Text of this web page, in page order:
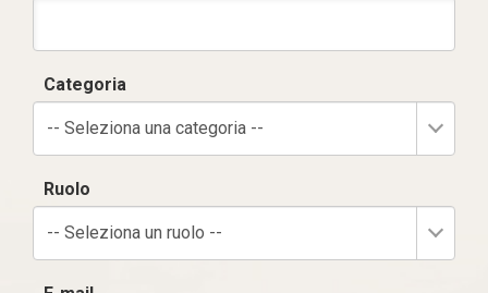
Categoria
-- Seleziona una categoria --
Ruolo
-- Seleziona un ruolo --